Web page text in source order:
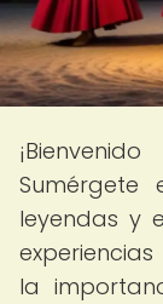
Sumérgete
leyendas y
la